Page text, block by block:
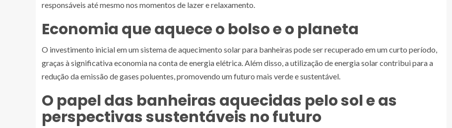
responsáveis até mesmo nos momentos de lazer e relaxamento.
Economia que aquece o bolso e o planeta
O investimento inicial em um sistema de aquecimento solar para banheiras pode ser recuperado em um curto período,
graças à significativa economia na conta de energia elétrica. Além disso, a utilização de energia solar contribui para a
redução da emissão de gases poluentes, promovendo um futuro mais verde e sustentável.
O papel das banheiras aquecidas pelo sol e as
perspectivas sustentáveis no futuro